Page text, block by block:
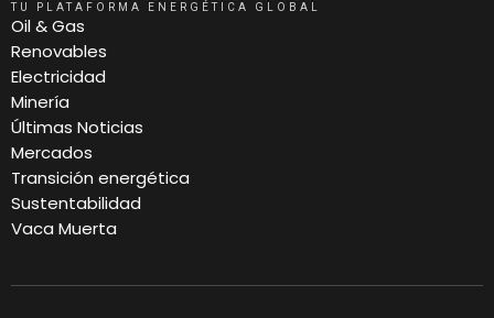
TU PLATAFORMA ENERGÉTICA GLOBAL
Oil & Gas
Renovables
Electricidad
Minería
Últimas Noticias
Mercados
Transición energética
Sustentabilidad
Vaca Muerta